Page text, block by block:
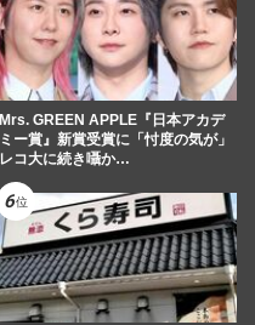
Mrs. GREEN APPLE『日本アカデ
ミー賞』新賞受賞に「忖度の気が」
レコ大に続き囁か…